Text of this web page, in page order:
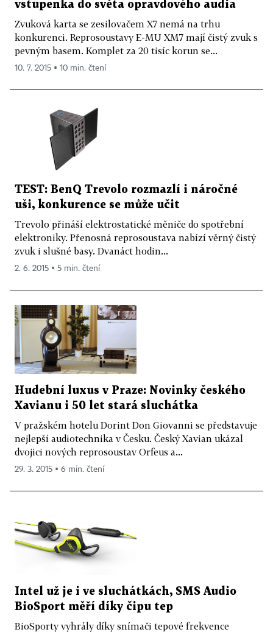
vstupenka do světa opravdového audia
Zvuková karta se zesilovačem X7 nemá na trhu
konkurenci. Reprosoustavy E-MU XM7 mají čistý zvuk s
pevným basem. Komplet za 20 tisíc korun se...
10. 7. 2015 ▪ 10 min. čtení
TEST: BenQ Trevolo rozmazlí i náročné
uši, konkurence se může učit
Trevolo přináší elektrostatické měniče do spotřební
elektroniky. Přenosná reprosoustava nabízí věrný čistý
zvuk i slušné basy. Dvanáct hodin...
2. 6. 2015 ▪ 5 min. čtení
Hudební luxus v Praze: Novinky českého
Xavianu i 50 let stará sluchátka
V pražském hotelu Dorint Don Giovanni se představuje
nejlepší audiotechnika v Česku. Český Xavian ukázal
dvojici nových reprosoustav Orfeus a...
29. 3. 2015 ▪ 6 min. čtení
Intel už je i ve sluchátkách, SMS Audio
BioSport měří díky čipu tep
BioSporty vyhrály díky snímači tepové frekvence